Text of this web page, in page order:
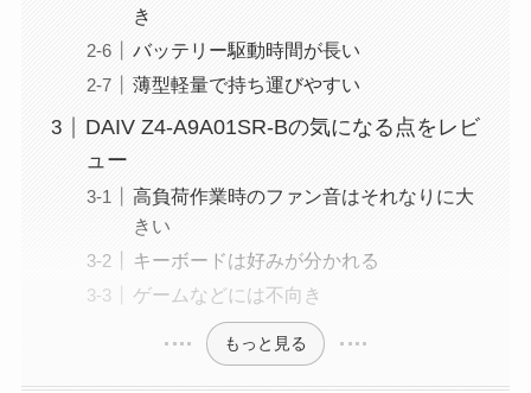
き
バッテリー駆動時間が長い
薄型軽量で持ち運びやすい
DAIV Z4-A9A01SR-Bの気になる点をレビ
ュー
高負荷作業時のファン音はそれなりに大
きい
キーボードは好みが分かれる
ゲームなどには不向き
もっと見る